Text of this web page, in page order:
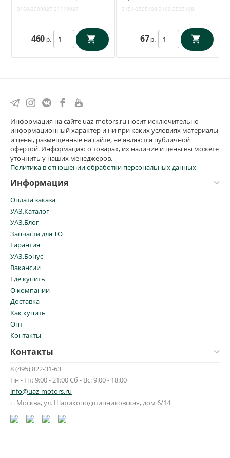
3160-2909027 21119027
460 р.
3151-3505108
3151-3505108 3160-3505108
67 р.
Информация на сайте uaz-motors.ru носит исключительно
информационный характер и ни при каких условиях материалы
и цены, размещенные на сайте, не являются публичной
офертой. Информацию о товарах, их наличие и цены вы можете
уточнить у наших менеджеров.
Политика в отношении обработки персональных данных
Информация
Оплата заказа
УАЗ.Каталог
УАЗ.Блог
Запчасти для ТО
Гарантия
УАЗ.Бонус
Вакансии
Где купить
О компании
Доставка
Как купить
Опт
Контакты
Контакты
8 (495) 822-31-63
Пн - Пт: 9:00 - 21:00 Сб - Вс: 9:00 - 18:00
info@uaz-motors.ru
г. Москва, ул. Шарикоподшипниковская, дом 6/14